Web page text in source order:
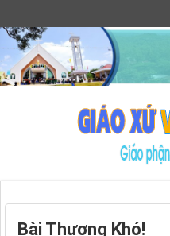
Bài Thương Khó!